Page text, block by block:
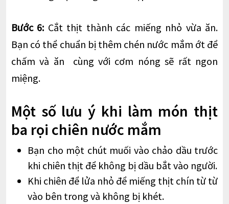
Bước 6: Cắt thịt thành các miếng nhỏ vừa ăn.
Bạn có thể chuẩn bị thêm chén nước mắm ớt để
chấm và ăn cùng với cơm nóng sẽ rất ngon
miệng.
Một số lưu ý khi làm món thịt
ba rọi chiên nước mắm
Bạn cho một chút muối vào chảo dầu trước
khi chiên thịt để không bị dầu bắt vào người.
Khi chiên để lửa nhỏ để miếng thịt chín từ từ
vào bên trong và không bị khét.